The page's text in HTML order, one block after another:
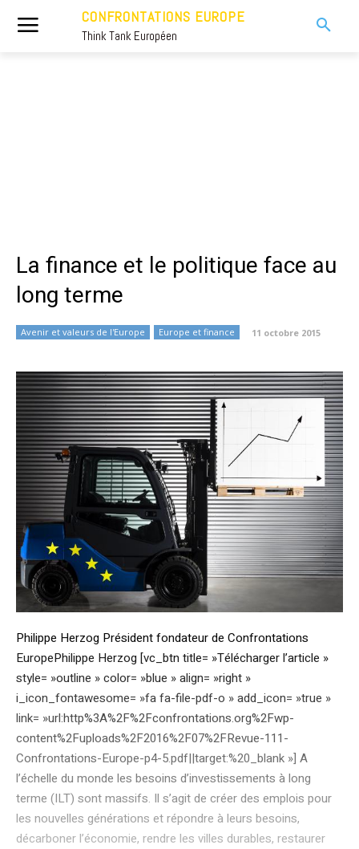
CONFRONTATIONS EUROPE
Think Tank Européen
La finance et le politique face au
long terme
Avenir et valeurs de l'Europe Europe et finance 11 octobre 2015
Philippe Herzog Président fondateur de Confrontations
EuropePhilippe Herzog [vc_btn title= »Télécharger l’article »
style= »outline » color= »blue » align= »right »
i_icon_fontawesome= »fa fa-file-pdf-o » add_icon= »true »
link= »url:http%3A%2F%2Fconfrontations.org%2Fwp-
content%2Fuploads%2F2016%2F07%2FRevue-111-
Confrontations-Europe-p4-5.pdf||target:%20_blank »] A
l’échelle du monde les besoins d’investissements à long
terme (ILT) sont massifs. Il s’agit de créer des emplois pour
les nouvelles générations et répondre à leurs besoins,
décarboner l’économie, rendre les villes durables, restaurer